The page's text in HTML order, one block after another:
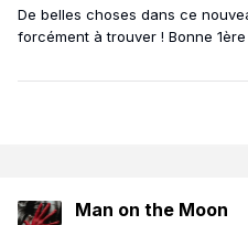
De belles choses dans ce
forcément à trouver ! Bonne
Man on the Moon